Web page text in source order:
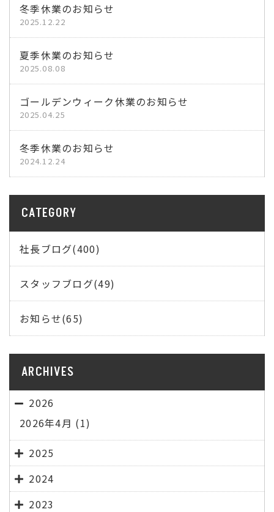
冬季休業のお知らせ
2025.12.22
夏季休業のお知らせ
2025.08.08
ゴールデンウィーク休業のお知らせ
2025.04.25
冬季休業のお知らせ
2024.12.24
CATEGORY
社長ブログ(400)
スタッフブログ(49)
お知らせ(65)
ARCHIVES
2026
2026年4月 (1)
2025
2024
2023